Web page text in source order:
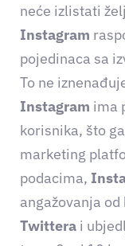
neće izlistati
Instagram
pojedinaca sa
To ne
Instagram ima
korisnika, što
marketing
podacima,
angažovanja od
Twittera i